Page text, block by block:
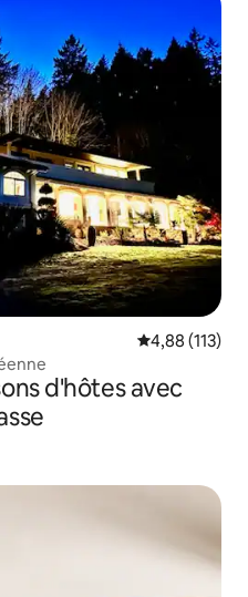
Évaluation
4,88 (113)
d'hôtes avec